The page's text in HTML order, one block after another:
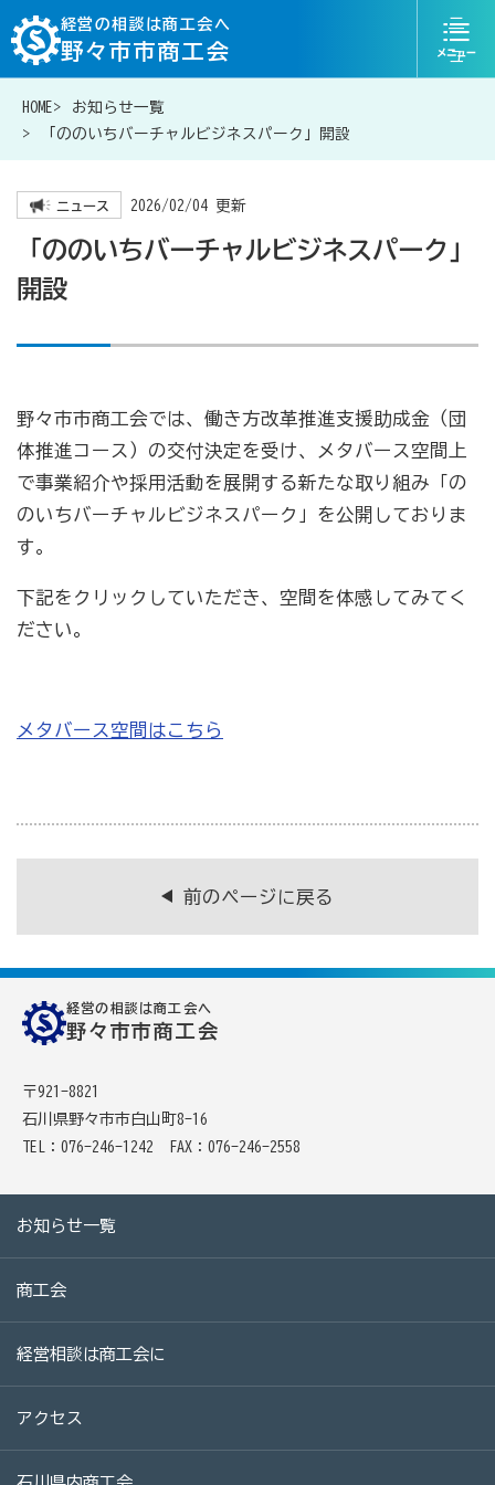
経営の相談は商工会へ
野々市市商工会
ニ
ュ
HOME
お知らせ一覧
「ののいちバーチャルビジネスパーク」開設
ニュース 2026/02/04 更新
「ののいちバーチャルビジネスパーク」
開設
野々市市商工会では、働き方改革推進支援助成金（団
体推進コース）の交付決定を受け、メタバース空間上
で事業紹介や採用活動を展開する新たな取り組み「の
のいちバーチャルビジネスパーク」を公開しておりま
す。
下記をクリックしていただき、空間を体感してみてく
ださい。
メタバース空間はこちら
前のページに戻る
経営の相談は商工会へ
野々市市商工会
〒921-8821
石川県野々市市白山町8-16
TEL：076-246-1242
FAX：076-246-2558
お知らせ一覧
商工会
経営相談は商工会に
アクセス
石川県内商工会
お問い合わせ
補助金・助成金一覧
商工会が扱う融資・金融制度
令和6年能登半島地震等災害に関する支援情報
一つの掛金で貯蓄・生命保障・融資の3つの備え（商工
貯蓄共済）
経営者の退職金制度（小規模企業共済）
取引先の破たんによる連鎖倒産を防ぐ（中小企業倒産防
海外PL保険(国内補償は、ビジネス総合保険へ）
病気やケガで働けない場合の所得を補償（休業補償制
度）
万が一の「労働災害」と使用者賠償補償がセットの保険
（商工会の業務災害保険）
海外での知財係争による経営リスクから皆様をお守りし
ます（海外知財訴訟費用保険制度）
事業活動のリスクを全て備えた保険（ビジネス総合保
険）
経理・記帳代行